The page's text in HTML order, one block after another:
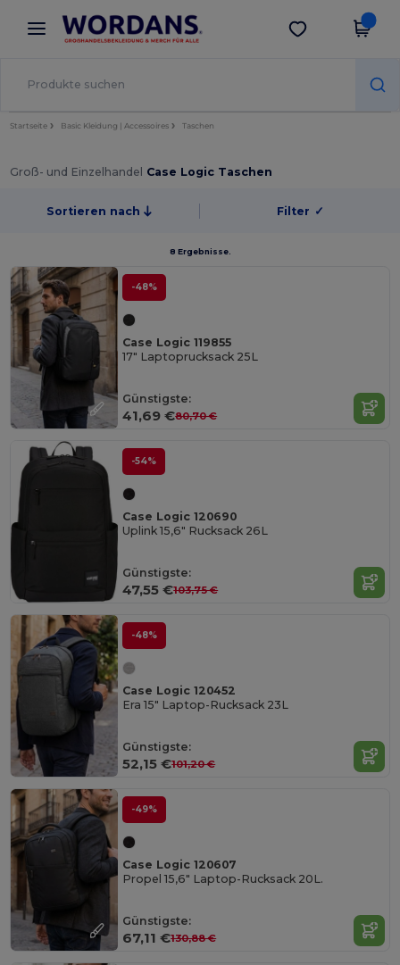
× Wordans App
Bessere Preise in der App!
App holen
Startseite Basic Kleidung | Accessoires Taschen
Groß- und Einzelhandel Case Logic Taschen
Sortieren nach Filter ✓
8 Ergebnisse.
-48%
Case Logic 119855
17" Laptoprucksack 25L
Günstigste:
41,69 €80,70 €
-54%
Case Logic 120690
Uplink 15,6" Rucksack 26L
Günstigste:
47,55 €103,75 €
-48%
Case Logic 120452
Era 15" Laptop-Rucksack 23L
Günstigste:
52,15 €101,20 €
-49%
Case Logic 120607
Propel 15,6" Laptop-Rucksack 20L.
Günstigste:
67,11 €130,88 €